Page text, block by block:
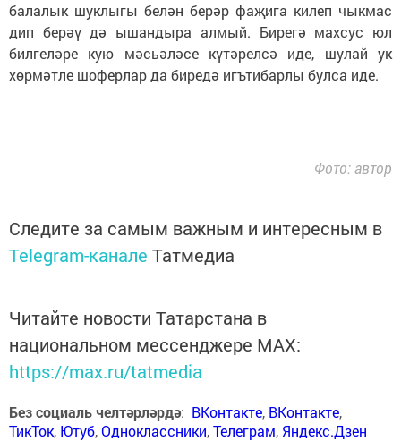
балалык шуклыгы белән берәр фаҗига килеп чыкмас
дип берәү дә ышандыра алмый. Бирегә махсус юл
билгеләре кую мәсьәләсе күтәрелсә иде, шулай ук
хөрмәтле шоферлар да биредә игътибарлы булса иде.
Фото: автор
Следите за самым важным и интересным в
Telegram-канале Татмедиа
Читайте новости Татарстана в
национальном мессенджере MАХ:
https://max.ru/tatmedia
Без социаль челтәрләрдә: ВКонтакте, ВКонтакте,
ТикТок, Ютуб,Одноклассники,Телеграм, Яндекс.Дзен